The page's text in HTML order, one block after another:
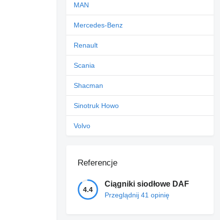
MAN
Mercedes-Benz
Renault
Scania
Shacman
Sinotruk Howo
Volvo
Referencje
4.4
Ciągniki siodłowe DAF
Przeglądnij 41 opinię